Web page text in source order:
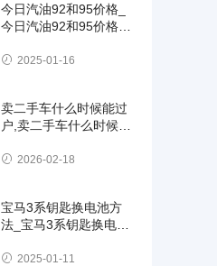
今日汽油92和95价格_
今日汽油92和95价格报
2025-01-16
卖二手车什么时候能过
户,卖二手车什么时候能
2026-02-18
宝马3系钥匙换电池方
法_宝马3系钥匙换电池
2025-01-11